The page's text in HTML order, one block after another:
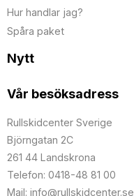
Hur handlar jag?
Spåra paket
Nytt
Vår besöksadress
Rullskidcenter Sverige
Björngatan 2C
261 44 Landskrona
Telefon: 0418-48 81 00
Mail: info@rullskidcenter.se